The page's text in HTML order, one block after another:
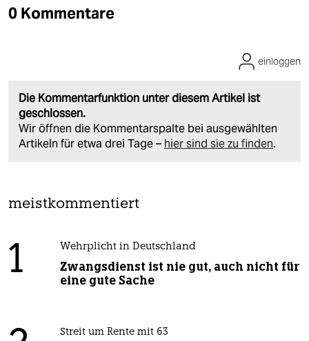
0 Kommentare
Die Kommentarfunktion unter diesem Artikel ist
geschlossen.
Wir öffnen die Kommentarspalte bei ausgewählten
Artikeln für etwa drei Tage – hier sind sie zu finden.
einloggen
meistkommentiert
1 Wehrplicht in Deutschland
Zwangsdienst ist nie gut, auch nicht für
eine gute Sache
Streit um Rente mit 63